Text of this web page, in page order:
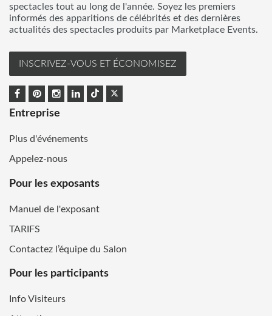
spectacles tout au long de l'année. Soyez les premiers
informés des apparitions de célébrités et des dernières
actualités des spectacles produits par Marketplace Events.
INSCRIVEZ-VOUS ET ÉCONOMISEZ
Entreprise
Plus d'événements
Appelez-nous
Pour les exposants
Manuel de l'exposant
TARIFS
Contactez l’équipe du Salon
Pour les participants
Info Visiteurs